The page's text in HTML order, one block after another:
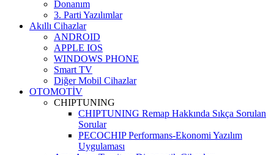
Donanım
3. Parti Yazılımlar
Akıllı Cihazlar
ANDROID
APPLE IOS
WINDOWS PHONE
Smart TV
Diğer Mobil Cihazlar
OTOMOTİV
CHIPTUNING
CHIPTUNING Remap Hakkında Sıkça Sorulan
Sorular
PECOCHIP Performans-Ekonomi Yazılım
Uygulaması